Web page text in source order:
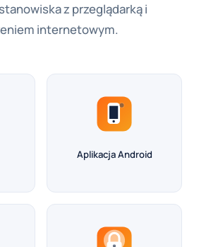
z przeglądarką i
internetowym.
Aplikacja Android